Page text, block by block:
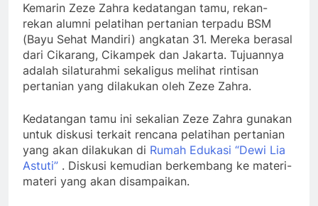
Kemarin Zeze Zahra kedatangan tamu, rekan-
rekan alumni pelatihan pertanian terpadu BSM
(Bayu Sehat Mandiri) angkatan 31. Mereka berasal
dari Cikarang, Cikampek dan Jakarta. Tujuannya
adalah silaturahmi sekaligus melihat rintisan
pertanian yang dilakukan oleh Zeze Zahra.
Kedatangan tamu ini sekalian Zeze Zahra gunakan
untuk diskusi terkait rencana pelatihan pertanian
yang akan dilakukan di Rumah Edukasi “Dewi Lia
Astuti” . Diskusi kemudian berkembang ke materi-
materi yang akan disampaikan.